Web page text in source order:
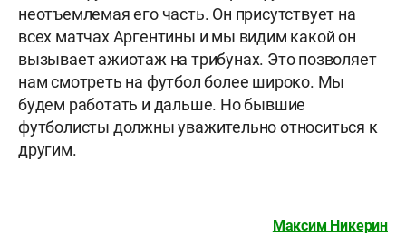
неотъемлемая его часть. Он присутствует на
всех матчах Аргентины и мы видим какой он
вызывает ажиотаж на трибунах. Это позволяет
нам смотреть на футбол более широко. Мы
будем работать и дальше. Но бывшие
футболисты должны уважительно относиться к
другим.
Максим Никерин